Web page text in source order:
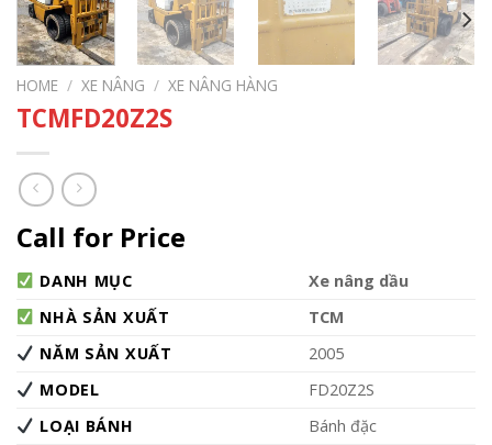
HOME / XE NÂNG / XE NÂNG HÀNG
TCMFD20Z2S
Call for Price
DANH MỤC
Xe nâng dầu
NHÀ SẢN XUẤT
TCM
NĂM SẢN XUẤT
2005
MODEL
FD20Z2S
LOẠI BÁNH
Bánh đặc